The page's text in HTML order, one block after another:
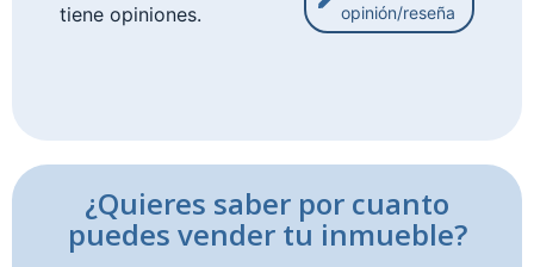
tiene opiniones.
opinión/reseña
¿Quieres saber por cuanto
puedes vender tu inmueble?